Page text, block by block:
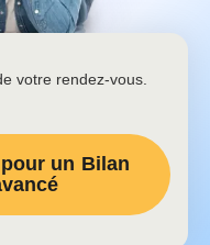
votre rendez-vous.
un Bilan